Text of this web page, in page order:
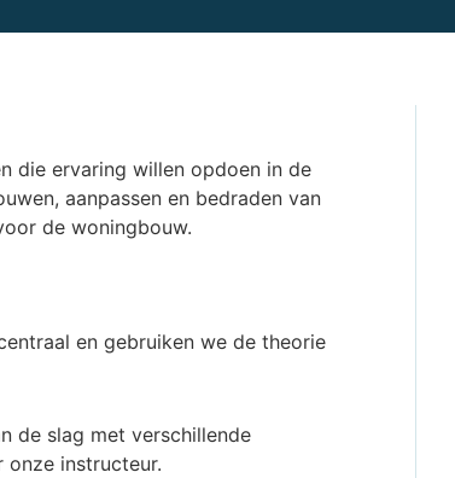
die ervaring willen opdoen in de
aanpassen en bedraden van
de woningbouw.
en gebruiken we de theorie
de slag met verschillende
instructeur.